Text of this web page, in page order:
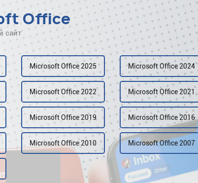
Office
сайт
Microsoft Office 2025 Microsoft Office 2024
Microsoft Office 2022 Microsoft Office 2021
Microsoft Office 2019 Microsoft Office 2016
Microsoft Office 2010 Microsoft Office 2007